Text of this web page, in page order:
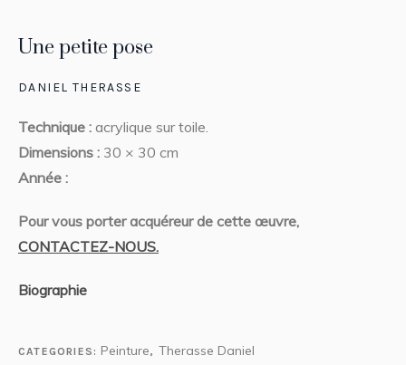
Une petite pose
DANIEL THERASSE
Technique : acrylique sur toile.
Dimensions : 30 × 30 cm
Année :
Pour vous porter acquéreur de cette œuvre,
CONTACTEZ-NOUS.
Biographie
CATEGORIES: Peinture, Therasse Daniel